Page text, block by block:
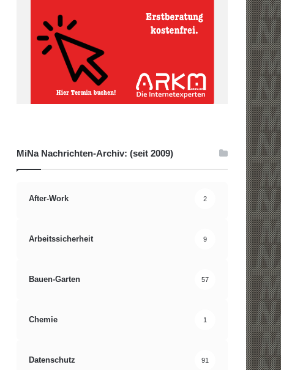
MiNa Nachrichten-Archiv: (seit 2009)
After-Work 2
Arbeitssicherheit 9
Bauen-Garten 57
Chemie 1
Datenschutz 91